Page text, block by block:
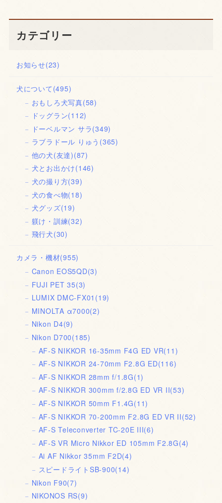
カテゴリー
お知らせ(23)
犬について (495)
おもしろ犬写真(58)
ドッグラン(112)
ドーベルマン サラ(349)
ラブラドール りゅう (365)
他の犬(友達)(87)
犬とお出かけ(146)
犬の撮り方(39)
犬の食べ物(18)
犬グッズ(19)
躾け・訓練(32)
飛行犬(30)
カメラ・機材(955)
Canon EOS5QD(3)
FUJI PET 35(3)
LUMIX DMC-FX01 (19)
MINOLTA α7000(2)
Nikon D4(9)
Nikon D700(185)
AF-S NIKKOR 16-35mm F4G ED VR(11)
AF-S NIKKOR 24-70mm F2.8G ED(116)
AF-S NIKKOR 28mm f/1.8G(1)
AF-S NIKKOR 300mm f/2.8G ED VR II(53)
AF-S NIKKOR 50mm F1.4G(11)
AF-S NIKKOR 70-200mm F2.8G ED VR II(52)
AF-S Teleconverter TC-20E III(6)
AF-S VR Micro Nikkor ED 105mm F2.8G(4)
Ai AF Nikkor 35mm F2D(4)
スピードライトSB-900(14)
Nikon F90(7)
NIKONOS RS(9)